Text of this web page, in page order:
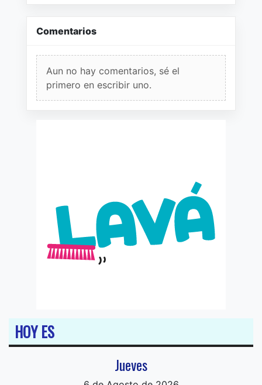
Comentarios
Aun no hay comentarios, sé el
primero en escribir uno.
HOY ES
Jueves